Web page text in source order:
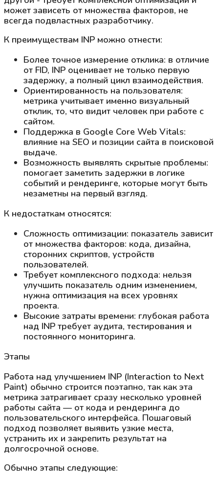
может зависеть от множества факторов, не
всегда подвластных разработчику.
К преимуществам INP можно отнести:
Более точное измерение отклика: в отличие
от FID, INP оценивает не только первую
задержку, а полный цикл взаимодействия.
Ориентированность на пользователя:
метрика учитывает именно визуальный
отклик, то, что видит человек при работе с
сайтом.
Поддержка в Google Core Web Vitals:
влияние на SEO и позиции сайта в поисковой
выдаче.
Возможность выявлять скрытые проблемы:
помогает заметить задержки в логике
событий и рендеринге, которые могут быть
незаметны на первый взгляд.
К недостаткам относятся:
Сложность оптимизации: показатель зависит
от множества факторов: кода, дизайна,
сторонних скриптов, устройств
пользователей.
Требует комплексного подхода: нельзя
улучшить показатель одним изменением,
нужна оптимизация на всех уровнях
проекта.
Высокие затраты времени: глубокая работа
над INP требует аудита, тестирования и
постоянного мониторинга.
Этапы
Работа над улучшением INP (Interaction to Next
Paint) обычно строится поэтапно, так как эта
метрика затрагивает сразу несколько уровней
работы сайта — от кода и рендеринга до
пользовательского интерфейса. Пошаговый
подход позволяет выявить узкие места,
устранить их и закрепить результат на
долгосрочной основе.
Обычно этапы следующие: